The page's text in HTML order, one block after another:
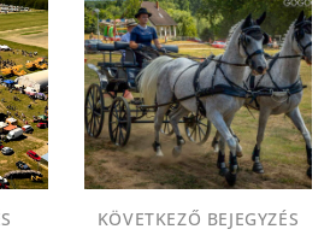
KÖVETKEZŐ BEJEGYZÉS